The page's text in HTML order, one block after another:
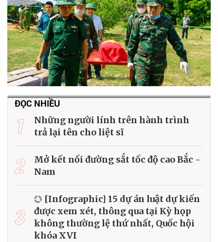
ĐỌC NHIỀU
1
Những người lính trên hành trình
trả lại tên cho liệt sĩ
2
Mở kết nối đường sắt tốc độ cao Bắc -
Nam
3
[Infographic] 15 dự án luật dự kiến
được xem xét, thông qua tại Kỳ họp
không thường lệ thứ nhất, Quốc hội
khóa XVI